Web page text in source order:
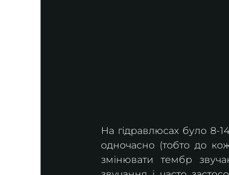
На гідравлюсах було 8-
одночасно (тобто до
змінювати тембр